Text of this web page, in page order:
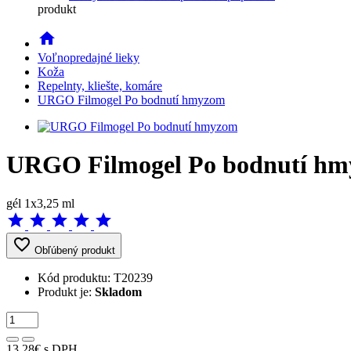
produkt
home
Voľnopredajné lieky
Koža
Repelnty, kliešte, komáre
URGO Filmogel Po bodnutí hmyzom
URGO Filmogel Po bodnutí
gél 1x3,25 ml
star star star star star
favorite_border Obľúbený produkt
Kód produktu: T20239
Produkt je: Skladom